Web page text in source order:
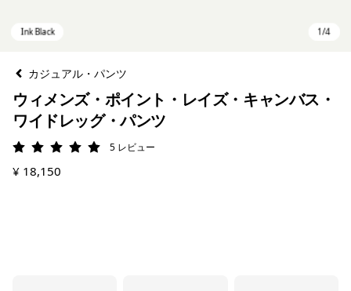
カジュアル・パンツ
ウィメンズ・ポイント・レイズ・キャンバス・
ワイドレッグ・パンツ
評価: 5 / 5 5 レビュー
¥ 18,150